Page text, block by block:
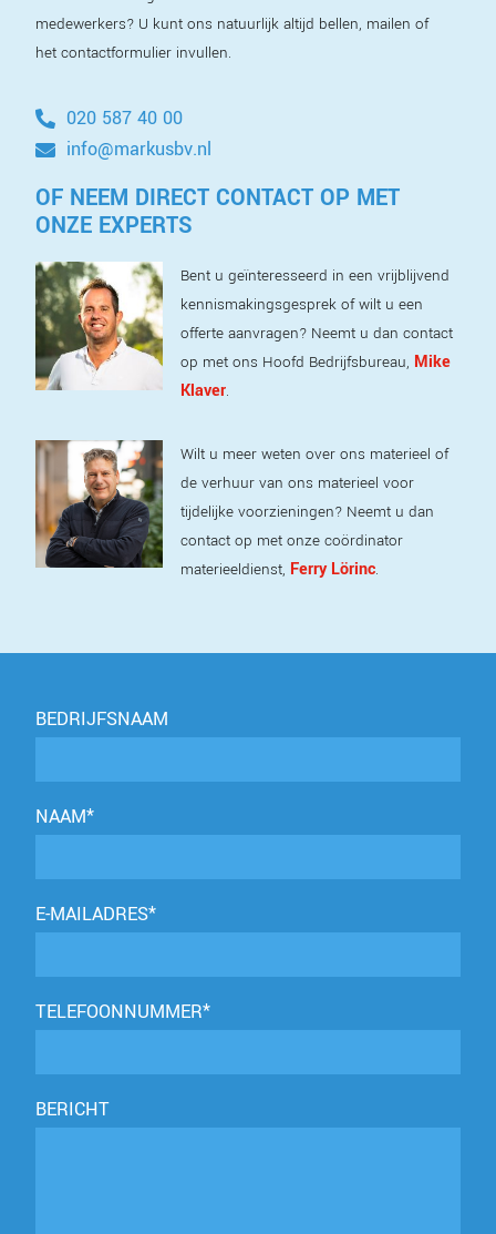
medewerkers? U kunt ons natuurlijk altijd bellen, mailen of
het contactformulier invullen.
020 587 40 00
info@markusbv.nl
OF NEEM DIRECT CONTACT OP MET
ONZE EXPERTS
Bent u geïnteresseerd in een vrijblijvend
kennismakingsgesprek of wilt u een
offerte aanvragen? Neemt u dan contact
op met ons Hoofd Bedrijfsbureau, Mike
Klaver.
Wilt u meer weten over ons materieel of
de verhuur van ons materieel voor
tijdelijke voorzieningen? Neemt u dan
contact op met onze coördinator
materieeldienst, Ferry Lörinc.
BEDRIJFSNAAM
NAAM*
E-MAILADRES*
TELEFOONNUMMER*
BERICHT